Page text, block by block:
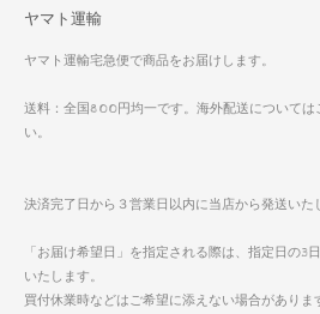
ヤマト運輸
ヤマト運輸宅急便で商品をお届けします。
送料：全国800円均一です。海外配送については
い。
決済完了日から３営業日以内に当店から発送いた
「お届け希望日」を指定される際は、指定日の3
いたします。
買付休業時などはご希望に添えない場合がありま